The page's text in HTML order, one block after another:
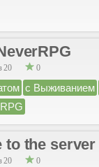
20 0
с Выживанием
RPG
to the
20 0